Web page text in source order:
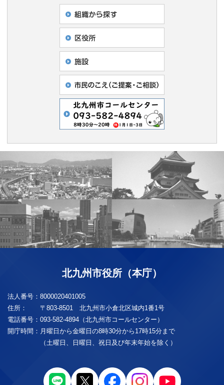
北九州市役所（本庁）
法人番号： 8000020401005
住所：
〒803-8501 北九州市小倉北区城内1番1号
電話番号： 093-582-4894（北九州市コールセンター）
開庁時間： 月曜日から金曜日の8時30分から17時15分まで
（土曜日、日曜日、祝日及び年末年始を除く）